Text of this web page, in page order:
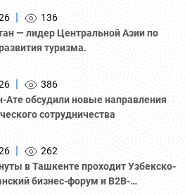
|
136
— лидер Центральной Азии по
туризма.
|
386
Ате обсудили новые направления
сотрудничества
|
262
в Ташкенте проходит Узбекско-
бизнес-форум и B2B-